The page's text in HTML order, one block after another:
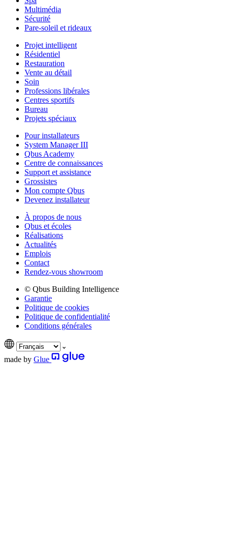
Multimédia
Sécurité
Pare-soleil et rideaux
Projet intelligent
Résidentiel
Restauration
Vente au détail
Soin
Professions libérales
Centres sportifs
Bureau
Projets spéciaux
Pour installateurs
System Manager III
Qbus Academy
Centre de connaissances
Support et assistance
Grossistes
Mon compte Qbus
Devenez installateur
À propos de nous
Qbus et écoles
Réalisations
Actualités
Emplois
Contact
Rendez-vous showroom
© Qbus Building Intelligence
Garantie
Politique de cookies
Politique de confidentialité
Conditions générales
made by Glue